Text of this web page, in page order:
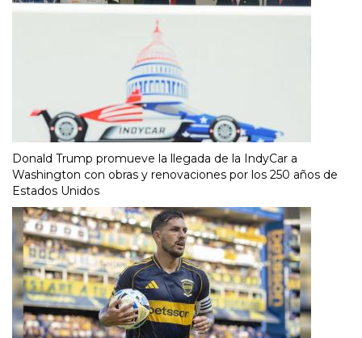
Donald Trump promueve la llegada de la IndyCar a
Washington con obras y renovaciones por los 250 años de
Estados Unidos